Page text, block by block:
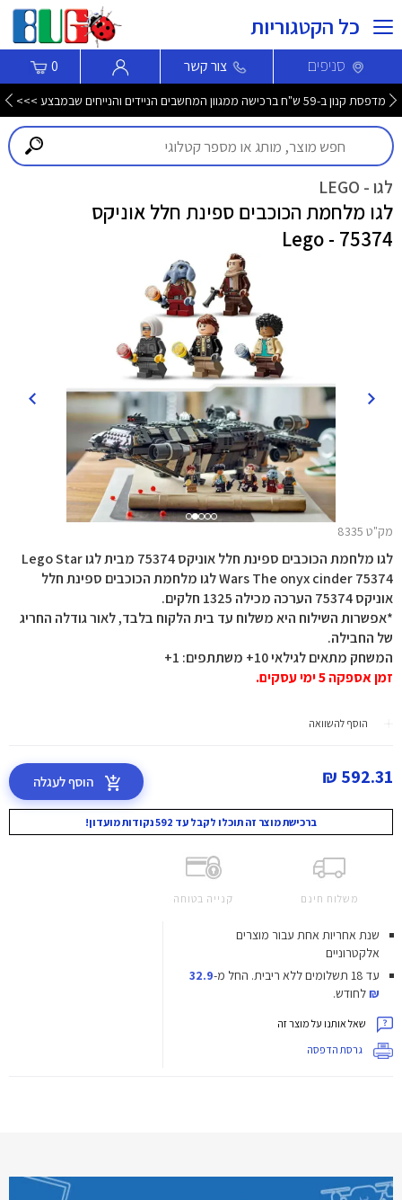
כל הקטגוריות
סניפים צור קשר 0
מדפסת קנון ב-59 ש"ח ברכישה ממגוון המחשבים הניידים והנייחים שבמבצע >>>
לגו - LEGO
לגו מלחמת הכוכבים ספינת חלל אוניקס
75374 - Lego
מק"ט 8335
לגו מלחמת הכוכבים ספינת חלל אוניקס 75374 מבית לגו Lego Star
Wars The onyx cinder 75374 לגו מלחמת הכוכבים ספינת חלל
אוניקס 75374 הערכה מכילה 1325 חלקים.
*אפשרות השילוח היא משלוח עד בית הלקוח בלבד, לאור גודלה החריג
של החבילה.
המשחק מתאים לגילאי 10+ משתתפים: 1+
זמן אספקה 5 ימי עסקים.
הוסף להשוואה
592.31 ₪ הוסף לעגלה
ברכישת מוצר זה תוכלו לקבל עד 592 נקודות מועדון!
משלוח חינם קנייה בטוחה
שנת אחריות אחת עבור מוצרים
אלקטרוניים
עד 18 תשלומים ללא ריבית.
החל מ-32.9
₪לחודש.
שאל אותנו על מוצר זה
גרסת הדפסה